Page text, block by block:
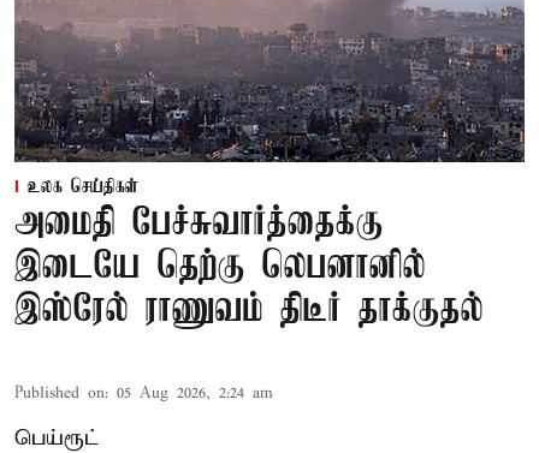
உலக செய்திகள்
அமைதி பேச்சுவார்த்தைக்கு
இடையே தெற்கு லெபனானில்
இஸ்ரேல் ராணுவம் திடீர் தாக்குதல்
Published on: 05 Aug 2026, 2:24 am
பெய்ரூட்